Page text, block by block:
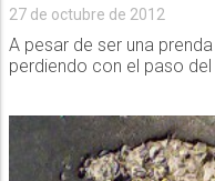
27 de octubre de 2012
A pesar de ser una
perdiendo con el paso